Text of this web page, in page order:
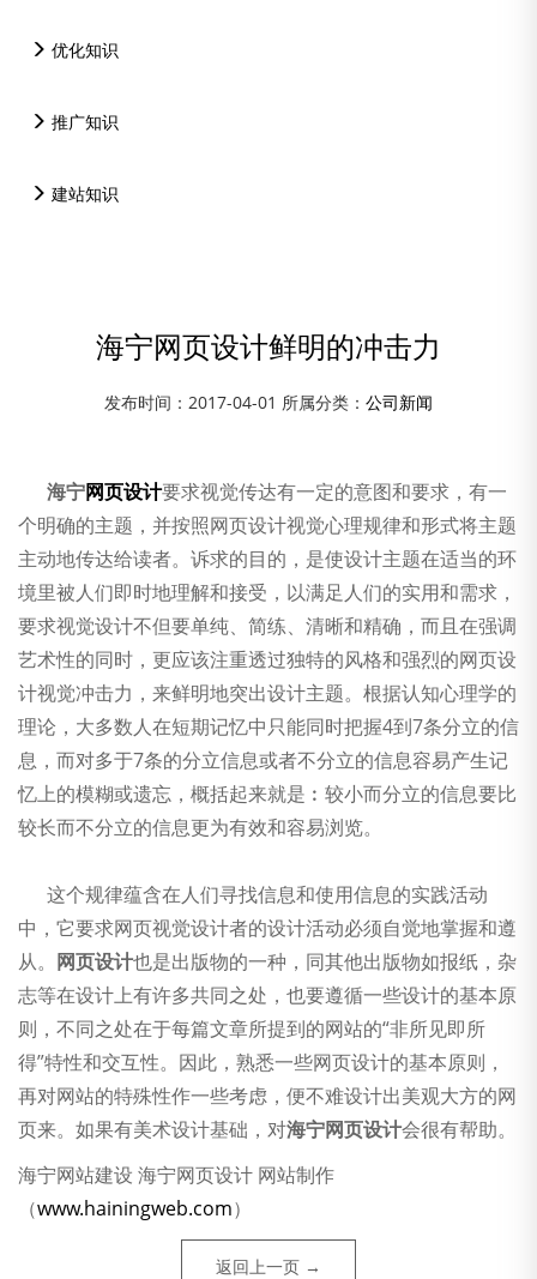
资讯中心
公司新闻
优化知识
推广知识
建站知识
海宁网页设计鲜明的冲击力
发布时间：2017-04-01 所属分类： 公司新闻
海宁网页设计要求视觉传达有一定的意图和要求，有一
个明确的主题，并按照网页设计视觉心理规律和形式将主题
主动地传达给读者。诉求的目的，是使设计主题在适当的环
境里被人们即时地理解和接受，以满足人们的实用和需求，
要求视觉设计不但要单纯、简练、清晰和精确，而且在强调
艺术性的同时，更应该注重透过独特的风格和强烈的网页设
计视觉冲击力，来鲜明地突出设计主题。根据认知心理学的
理论，大多数人在短期记忆中只能同时把握4到7条分立的信
息，而对多于7条的分立信息或者不分立的信息容易产生记
忆上的模糊或遗忘，概括起来就是︰较小而分立的信息要比
较长而不分立的信息更为有效和容易浏览。
这个规律蕴含在人们寻找信息和使用信息的实践活动
中，它要求网页视觉设计者的设计活动必须自觉地掌握和遵
从。 网页设计也是出版物的一种，同其他出版物如报纸，杂
志等在设计上有许多共同之处，也要遵循一些设计的基本原
则，不同之处在于每篇文章所提到的网站的“非所见即所
得”特性和交互性。因此，熟悉一些网页设计的基本原则，
再对网站的特殊性作一些考虑，便不难设计出美观大方的网
页来。如果有美术设计基础，对海宁网页设计会很有帮助。
海宁网站建设 海宁网页设计 网站制作
（www.hainingweb.com）
返回上一页 →